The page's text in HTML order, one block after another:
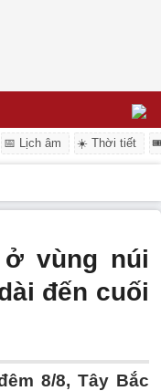
📅 Lịch âm ☀️ Thời tiết
vùng núi
đến cuối
8/8, Tây Bắc